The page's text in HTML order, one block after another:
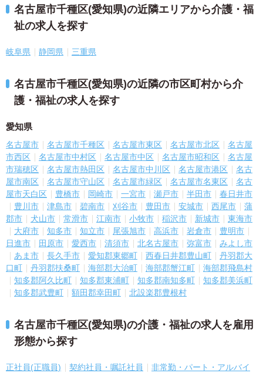
名古屋市千種区(愛知県)の近隣エリアから介護・福
祉の求人を探す
岐阜県 静岡県 三重県
名古屋市千種区(愛知県)の近隣の市区町村から介
護・福祉の求人を探す
愛知県
名古屋市 名古屋市千種区 名古屋市東区 名古屋市北区
名古屋
市西区
名古屋市中村区 名古屋市中区 名古屋市昭和区
名古屋
市瑞穂区
名古屋市熱田区 名古屋市中川区 名古屋市港区
名古
屋市南区
名古屋市守山区 名古屋市緑区 名古屋市名東区
名古
屋市天白区
豊橋市 岡崎市 一宮市 瀬戸市 半田市
春日井市
豊川市
津島市 碧南市 刈谷市 豊田市 安城市 西尾市
蒲
郡市
犬山市 常滑市 江南市 小牧市 稲沢市 新城市
東海市
大府市
知多市 知立市 尾張旭市 高浜市 岩倉市
豊明市
日進市
田原市 愛西市 清須市 北名古屋市 弥富市
みよし市
あま市
長久手市 愛知郡東郷町 西春日井郡豊山町
丹羽郡大
口町
丹羽郡扶桑町 海部郡大治町 海部郡蟹江町
海部郡飛島村
知多郡阿久比町
知多郡東浦町 知多郡南知多町
知多郡美浜町
知多郡武豊町
額田郡幸田町 北設楽郡豊根村
名古屋市千種区(愛知県)の介護・福祉の求人を雇用
形態から探す
正社員(正職員) 契約社員・嘱託社員
非常勤・パート・アルバイ